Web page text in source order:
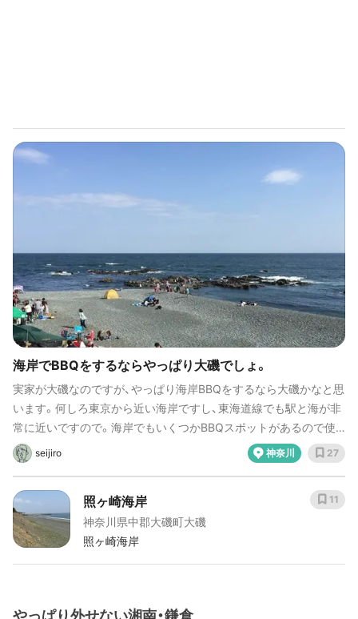
海岸でBBQをするならやっぱり大磯でしょ。
実家が大磯なのですが、やっぱり海岸BBQをするなら大磯かなと思
います。何しろ東京から近い海岸ですし、東海道線でも駅と海が非
常に近いですので。海岸でもいくつかBBQスポットがあるので使
い分けましょう。
seijiro 神奈川 27
照ヶ崎海岸
神奈川県中郡大磯町大磯
照ヶ崎海岸
11
やっぱり外せない湘南・鎌倉